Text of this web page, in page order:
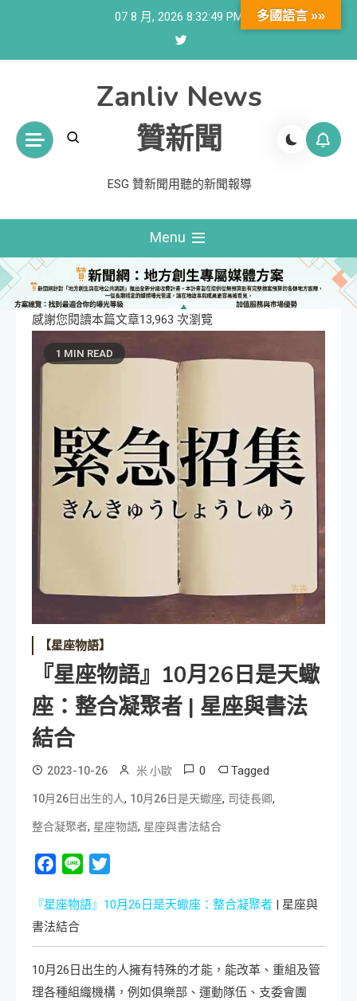
07 8 月, 2026 8:32:50 PM
Zanliv News
贊新聞
ESG 贊新聞用聽的新聞報導
Menu
感謝您閱讀本篇文章13,963 次瀏覽
1 MIN READ
【星座物語】
『星座物語』10月26日是天蠍
座：整合凝聚者 | 星座與書法
結合
2023-10-26 米 小歐 0 Tagged
10月26日出生的人, 10月26日是天蠍座, 司徒長卿,
整合凝聚者, 星座物語, 星座與書法結合
Facebook
Line
『星座物語』10月26日是天蠍座：整合凝聚者 | 星座與
書法結合
10月26日出生的人擁有特殊的才能，能改革、重組及管
理各種組織機構，例如俱樂部、運動隊伍、支委會團
多國語言 »»